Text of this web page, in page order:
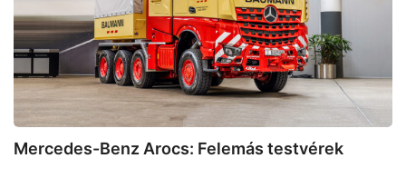
testvérek
Mercedes-Benz Arocs: Felemás testvérek